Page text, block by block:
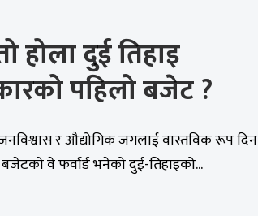
होला दुई तिहाइ
पहिलो बजेट ?
जनविश्वास र औद्योगिक जगलाई वास्तविक रूप दिन
वे फर्वार्ड भनेको दुई-तिहाइको...